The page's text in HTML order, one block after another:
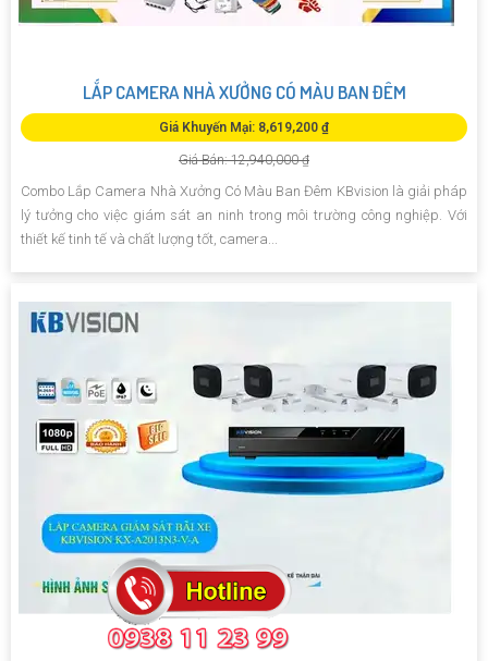
LẮP CAMERA NHÀ XƯỞNG CÓ MÀU BAN ĐÊM
Giá Khuyến Mại: 8,619,200 ₫
Giá Bán: 12,940,000 ₫
Combo Lắp Camera Nhà Xưởng Có Màu Ban Đêm KBvision là giải pháp
lý tưởng cho việc giám sát an ninh trong môi trường công nghiệp. Với
thiết kế tinh tế và chất lượng tốt, camera...